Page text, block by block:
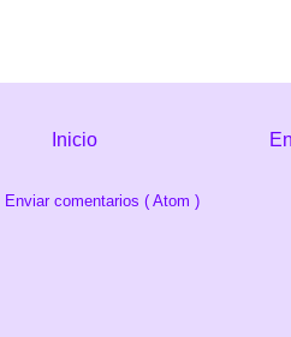
Inicio
Enviar comentarios ( Atom )